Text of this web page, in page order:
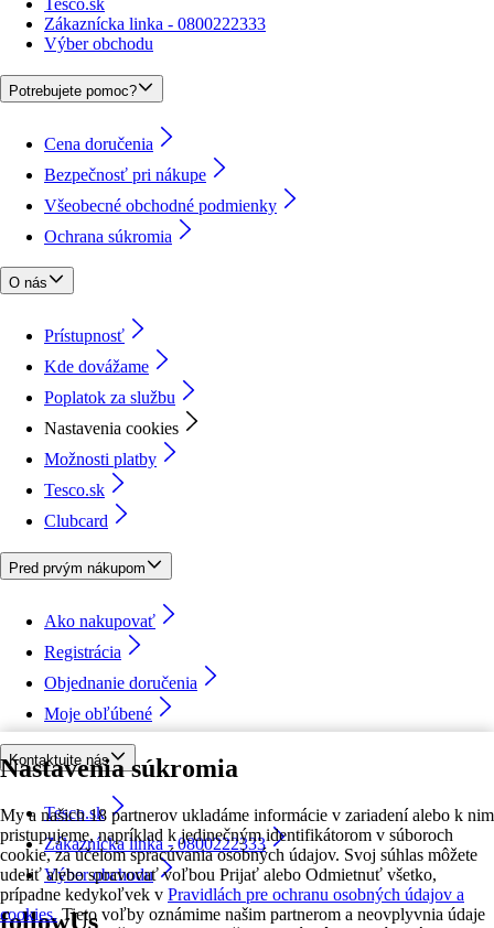
Nastavenia súkromia
My a našich 18 partnerov ukladáme informácie v zariadení alebo k nim
pristupujeme, napríklad k jedinečným identifikátorom v súboroch
cookie, za účelom spracúvania osobných údajov. Svoj súhlas môžete
udeliť alebo spravovať voľbou Prijať alebo Odmietnuť všetko,
prípadne kedykoľvek v Pravidlách pre ochranu osobných údajov a
cookies. Tieto voľby oznámime našim partnerom a neovplyvnia údaje
Tesco.sk
Zákaznícka linka - 0800222333
Výber obchodu
Potrebujete pomoc?
Cena doručenia
Bezpečnosť pri nákupe
Všeobecné obchodné podmienky
Ochrana súkromia
O nás
Prístupnosť
Kde dovážame
Poplatok za službu
Nastavenia cookies
Možnosti platby
Tesco.sk
Clubcard
Pred prvým nákupom
Ako nakupovať
Registrácia
Objednanie doručenia
Moje obľúbené
Kontaktujte nás
Tesco.sk
Zákaznícka linka - 0800222333
Výber obchodu
followUs